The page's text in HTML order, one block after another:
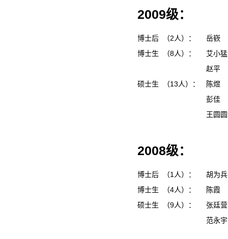
2009级：
博士后 （2人）：
岳嵚
博士生 （8人）：
艾小
赵平
硕士生 （13人）：
陈煜
彭佳
王圆
2008级：
博士后 （1人）：
胡为
博士生 （4人）：
陈霞
硕士生 （9人）：
张廷
范永